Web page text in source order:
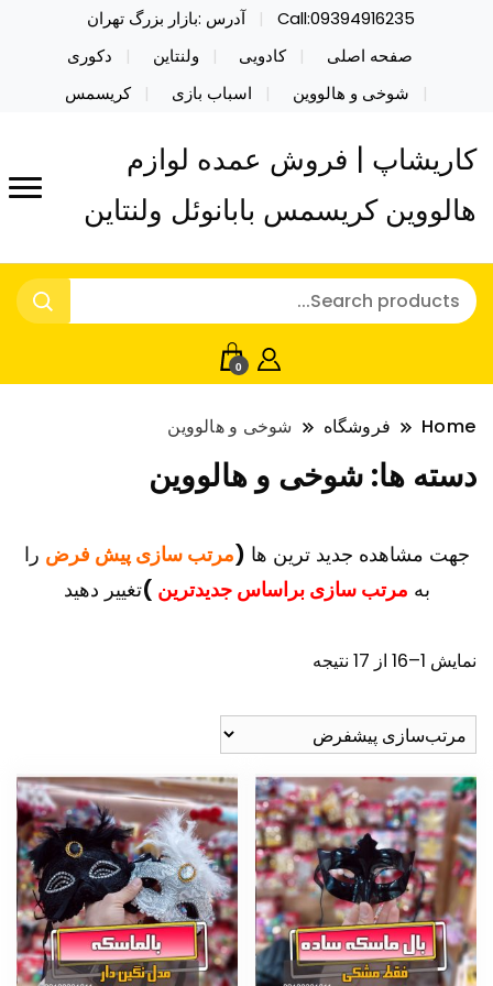
Call:09394916235
آدرس :بازار بزرگ تهران
صفحه اصلی
کادویی ولنتاین
دکوری
شوخی و هالووین
اسباب بازی کریسمس
کاریشاپ | فروش عمده لوازم
هالووین کریسمس بابانوئل ولنتاین
0
Home فروشگاه شوخی و هالووین
دسته ها: شوخی و هالووین
جهت مشاهده جدید ترین ها (مرتب سازی پیش فرض را
به مرتب سازی براساس جدیدترین )تغییر دهید
نمایش 1–16 از 17 نتیجه